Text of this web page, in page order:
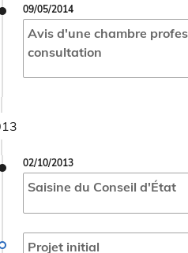
09/05/2014
Avis d'une chambre
consultation
02/10/2013
Saisine du Conseil d'État
Projet initial